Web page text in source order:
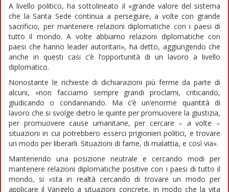
A livello politico, ha sottolineato il «grande valore del sistema
che la Santa Sede continua a perseguire, a volte con grande
sacrificio, per mantenere relazioni diplomatiche con i paesi di
tutto il mondo. A volte abbiamo relazioni diplomatiche con
paesi che hanno leader autoritari», ha detto, aggiungendo che
anche in questi casi c’è l’opportunità di un lavoro a livello
diplomatico.
Nonostante le richieste di dichiarazioni più ferme da parte di
alcuni, «non facciamo sempre grandi proclami, criticando,
giudicando o condannando. Ma c’è un’enorme quantità di
lavoro che si svolge dietro le quinte per promuovere la giustizia,
per promuovere cause umanitarie, per cercare – a volte –
situazioni in cui potrebbero esserci prigionieri politici, e trovare
un modo per liberarli. Situazioni di fame, di malattia, e così via».
Mantenendo una posizione neutrale e cercando modi per
mantenere relazioni diplomatiche positive con i paesi di tutto il
mondo, si «sta in realtà cercando di trovare un modo per
applicare il Vangelo a situazioni concrete, in modo che la vita